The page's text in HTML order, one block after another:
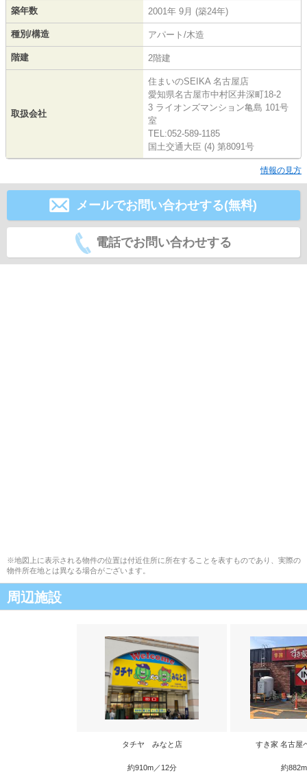
築年数 2001年 9月 (築24年)
種別/構造 アパート/木造
階建 2階建
取扱会社
住まいのSEIKA 名古屋店
愛知県名古屋市中村区井深町18-2
3 ライオンズマンション亀島 101号
室
TEL:052-589-1185
国土交通大臣 (4) 第8091号
情報の見方
メールでお問い合わせする(無料)
電話でお問い合わせする
※地図上に表示される物件の位置は付近住所に所在することを表すものであり、実際の
物件所在地とは異なる場合がございます。
周辺施設
タチヤ みなと店
約910m／12分
すき家 名古屋
約